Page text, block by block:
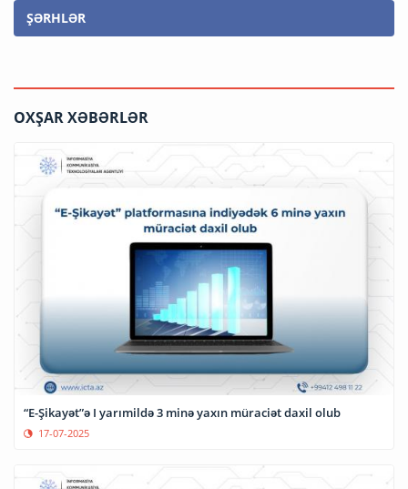
ŞƏRHLƏR
OXŞAR XƏBƏRLƏR
“E-Şikayət”ə I yarımildə 3 minə yaxın müraciət daxil olub
17-07-2025